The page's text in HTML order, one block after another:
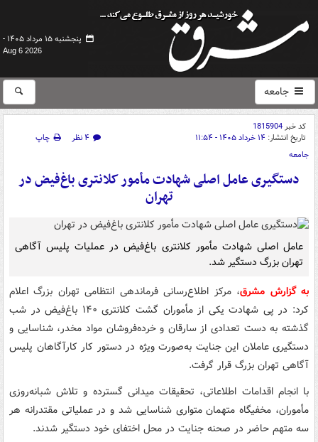
پنجشنبه ۱۵ مرداد ۱۴۰۵ -
Aug 6 2026
جامعه
کد خبر1815904
تاریخ انتشار: ۱۴ خرداد ۱۴۰۵ - ۱۱:۵۴ ۴ نظر
چاپ
جامعه
دستگیری عامل اصلی شهادت مأمور کلانتری باغ‌فیض در
تهران
عامل اصلی شهادت مأمور کلانتری باغ‌فیض در عملیات پلیس آگاهی
تهران بزرگ دستگیر شد.
به گزارش مشرق، مرکز اطلاع‌رسانی فرماندهی انتظامی تهران بزرگ اعلام
کرد: در پی شهادت یکی از مأموران گشت کلانتری ۱۴۰ باغ‌فیض در شب
گذشته به دست تعدادی از سارقان و خرده‌فروشان مواد مخدر، شناسایی و
دستگیری عاملان این جنایت به‌صورت ویژه در دستور کار کارآگاهان پلیس
آگاهی تهران بزرگ قرار گرفت.
با انجام اقدامات اطلاعاتی، تحقیقات میدانی گسترده و تلاش شبانه‌روزی
مأموران، مخفیگاه متهمان متواری شناسایی شد و در عملیاتی مقتدرانه هر
سه متهم حاضر در صحنه جنایت در محل اختفای خود دستگیر شدند.